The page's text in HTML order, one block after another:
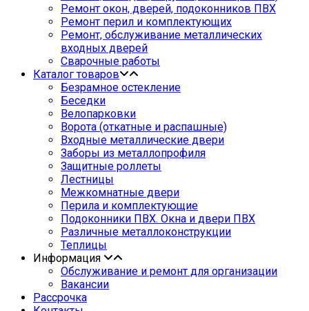
Ремонт окон, дверей, подоконников ПВХ
Ремонт перил и комплектующих
Ремонт, обслуживание металлических
входных дверей
Сварочные работы
Каталог товаров
Безрамное остекление
Беседки
Велопарковки
Ворота (откатные и распашные)
Входные металлические двери
Заборы из металлопрофиля
Защитные роллеты
Лестницы
Межкомнатные двери
Перила и комплектующие
Подоконники ПВХ. Окна и двери ПВХ
Различные металлоконструкции
Теплицы
Информация
Обслуживание и ремонт для организации
Вакансии
Рассрочка